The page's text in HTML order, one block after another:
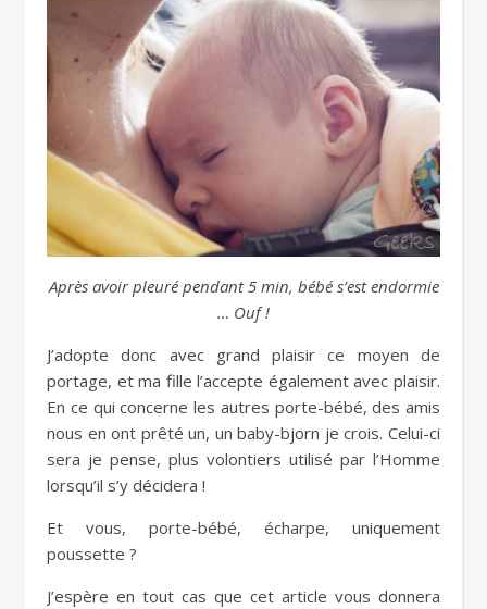
Après avoir pleuré pendant 5 min, bébé s’est endormie
… Ouf !
J’adopte donc avec grand plaisir ce moyen de
portage, et ma fille l’accepte également avec plaisir.
En ce qui concerne les autres porte-bébé, des amis
nous en ont prêté un, un baby-bjorn je crois. Celui-ci
sera je pense, plus volontiers utilisé par l’Homme
lorsqu’il s’y décidera !
Et vous, porte-bébé, écharpe, uniquement
poussette ?
J’espère en tout cas que cet article vous donnera